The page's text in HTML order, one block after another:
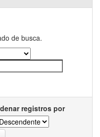
de busca.
registros por